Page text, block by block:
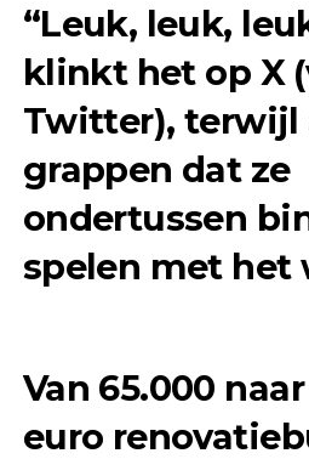
“Leuk, leuk,
klinkt het op X
Twitter), terwijl
grappen dat ze
ondertussen
spelen met het
Van 65.000
euro